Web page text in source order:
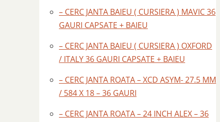
– CERC JANTA BAIEU ( CURSIERA ) MAVIC 36
GAURI CAPSATE + BAIEU
– CERC JANTA BAIEU ( CURSIERA ) OXFORD
/ ITALY 36 GAURI CAPSATE + BAIEU
– CERC JANTA ROATA – XCD ASYM- 27.5 MM
/ 584 X 18 – 36 GAURI
– CERC JANTA ROATA – 24 INCH ALEX – 36